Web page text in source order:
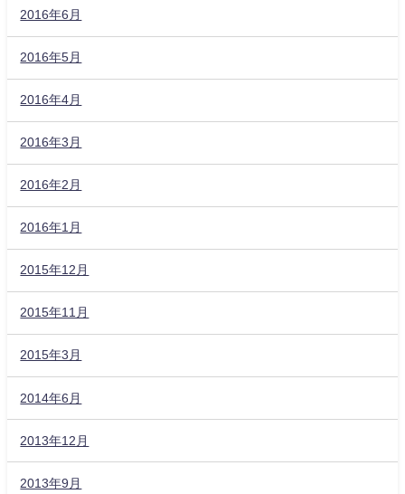
2016年6月
2016年5月
2016年4月
2016年3月
2016年2月
2016年1月
2015年12月
2015年11月
2015年3月
2014年6月
2013年12月
2013年9月